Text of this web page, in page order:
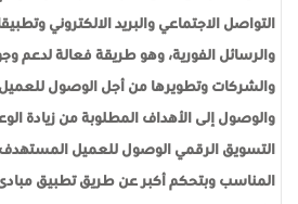
التواصل الاجتماعي والبريد الالكتروني
والرسائل الفورية، وهو طريقة فعالة لدعم
والشركات وتطويرها من أجل الوصول
والوصول إلى الأهداف المطلوبة من زيادة
التسويق الرقمي الوصول للعميل
المناسب وبتحكم أكبر عن طريق تطبيق